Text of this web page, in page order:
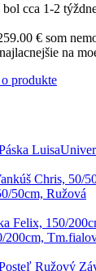
cca 1-2
€ som
na
produkte
50cm, Ružová
200cm,